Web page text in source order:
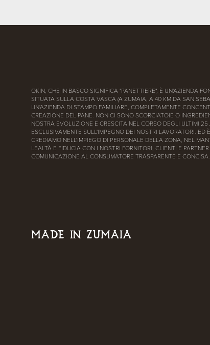
OKIN, CHE IN BASCO SIGNIFICA "PANETTIERE", È UN'AZIENDA
SITUATA SULLA COSTA VASCA (A ZUMAIA, A 40 KM DA SAN
UN'AZIENDA DI STAMPO FAMILIARE, COMPLETAMENTE
CREAZIONE DEL PANE. NON CI SONO SCORCIATOIE O
NOSTRA EVOLUZIONE E CRESCITA NEL CORSO DEGLI ULTIMI
ESCLUSIVAMENTE SULL'IMPEGNO DEI NOSTRI LAVORATORI. ED
CREDIAMO NELL'IMPIEGO DI PERSONALE DELLA ZONA, NEL
LEALTÀ E FIDUCIA CON I NOSTRI FORNITORI, CLIENTI E
COMUNICAZIONE AL CONSUMATORE TRASPARENTE E CONCISA.
MADE IN ZUMAIA